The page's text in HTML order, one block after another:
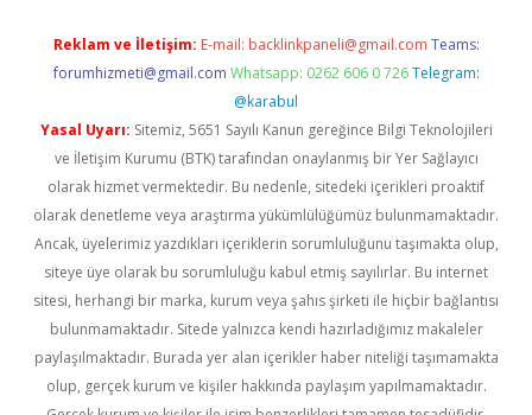
Reklam ve İletişim: E-mail: backlinkpaneli@gmail.com Teams:
forumhizmeti@gmail.com Whatsapp: 0262 606 0 726 Telegram:
@karabul
Yasal Uyarı: Sitemiz, 5651 Sayılı Kanun gereğince Bilgi Teknolojileri
ve İletişim Kurumu (BTK) tarafından onaylanmış bir Yer Sağlayıcı
olarak hizmet vermektedir. Bu nedenle, sitedeki içerikleri proaktif
olarak denetleme veya araştırma yükümlülüğümüz bulunmamaktadır.
Ancak, üyelerimiz yazdıkları içeriklerin sorumluluğunu taşımakta olup,
siteye üye olarak bu sorumluluğu kabul etmiş sayılırlar. Bu internet
sitesi, herhangi bir marka, kurum veya şahıs şirketi ile hiçbir bağlantısı
bulunmamaktadır. Sitede yalnızca kendi hazırladığımız makaleler
paylaşılmaktadır. Burada yer alan içerikler haber niteliği taşımamakta
olup, gerçek kurum ve kişiler hakkında paylaşım yapılmamaktadır.